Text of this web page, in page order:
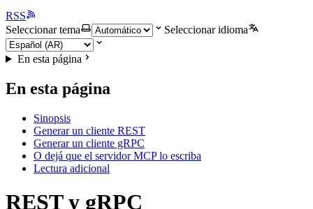
RSS
Seleccionar tema
Seleccionar idioma
En esta página
En esta página
Sinopsis
Generar un cliente REST
Generar un cliente gRPC
O dejá que el servidor MCP lo escriba
Lectura adicional
REST y gRPC